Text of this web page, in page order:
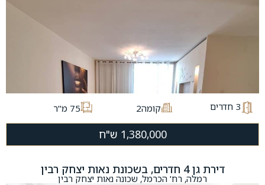
3 חדרים קומה2 75 מ"ר
1,380,000 ש"ח
דירת גן 4 חדרים, בשכונת נאות יצחק רבין
רמלה, רח' הכרמל, שכונה נאות יצחק רבין